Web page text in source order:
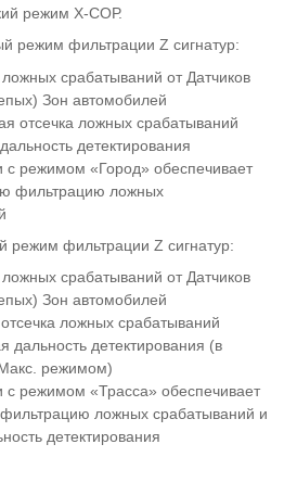
режим Х-СОР.
режим фильтрации Z сигнатур:
ложных срабатываний от Датчиков
Зон автомобилей
отсечка ложных срабатываний
детектирования
с режимом «Город» обеспечивает
фильтрацию ложных
режим фильтрации Z сигнатур:
ложных срабатываний от Датчиков
Зон автомобилей
ложных срабатываний
дальность детектирования (в
режимом)
с режимом «Трасса» обеспечивает
ложных срабатываний и
детектирования